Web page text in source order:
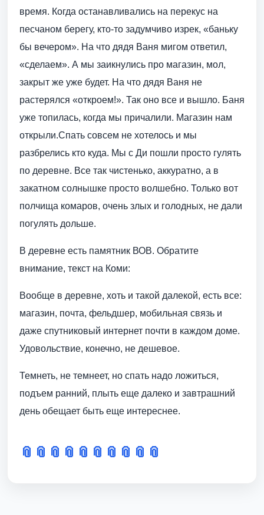
время. Когда останавливались на перекус на
песчаном берегу, кто-то задумчиво изрек, «баньку
бы вечером». На что дядя Ваня мигом ответил,
«сделаем». А мы заикнулись про магазин, мол,
закрыт же уже будет. На что дядя Ваня не
растерялся «откроем!». Так оно все и вышло. Баня
уже топилась, когда мы причалили. Магазин нам
открыли.Спать совсем не хотелось и мы
разбрелись кто куда. Мы с Ди пошли просто гулять
по деревне. Все так чистенько, аккуратно, а в
закатном солнышке просто волшебно. Только вот
полчища комаров, очень злых и голодных, не дали
погулять дольше.
В деревне есть памятник ВОВ. Обратите
внимание, текст на Коми:
Вообще в деревне, хоть и такой далекой, есть все:
магазин, почта, фельдшер, мобильная связь и
даже спутниковый интернет почти в каждом доме.
Удовольствие, конечно, не дешевое.
Темнеть, не темнеет, но спать надо ложиться,
подъем ранний, плыть еще далеко и завтрашний
день обещает быть еще интереснее.
📎 📎 📎 📎 📎 📎 📎 📎 📎 📎